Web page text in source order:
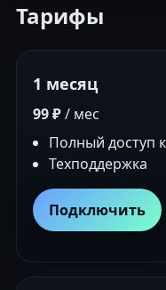
Тарифы
1 месяц
99 ₽/ мес
Полный доступ
Техподдержка
Подключить